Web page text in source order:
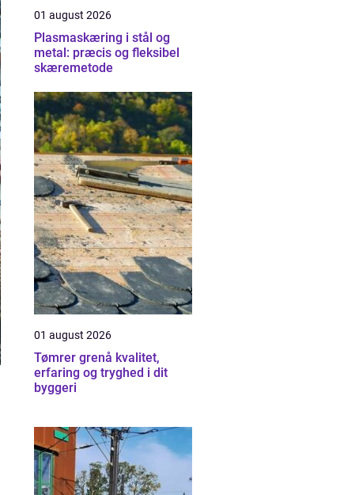
01 august 2026
Plasmaskæring i stål og
metal: præcis og fleksibel
skæremetode
01 august 2026
Tømrer grenå kvalitet,
erfaring og tryghed i dit
byggeri